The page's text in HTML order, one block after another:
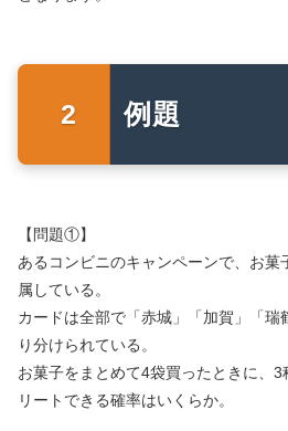
例題
【問題①】
あるコンビニのキャンペーンで、お
属している。
カードは全部で「赤城」「加賀」「瑞
り分けられている。
お菓子をまとめて4袋買ったときに、
リートできる確率はいくらか。